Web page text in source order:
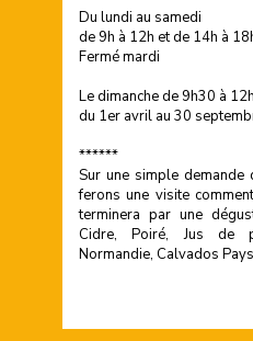
Du lundi au samedi
de 9h à 12h et de 14h à
Fermé mardi
Le dimanche de 9h30 à 12h
du 1er avril au 30
******
Sur une simple
ferons une visite
terminera par une
Cidre, Poiré, Jus de
Normandie, Calvados